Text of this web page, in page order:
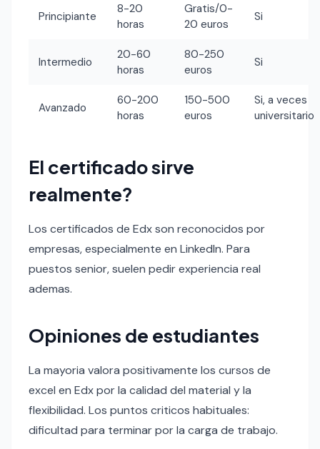
Principiante
8-20
horas
Gratis/0-
20 euros
Si
Intermedio
20-60
horas
80-250
euros
Si
Avanzado
60-200
horas
150-500
euros
Si, a veces
universitario
El certificado sirve
realmente?
Los certificados de Edx son reconocidos por
empresas, especialmente en LinkedIn. Para
puestos senior, suelen pedir experiencia real
ademas.
Opiniones de estudiantes
La mayoria valora positivamente los cursos de
excel en Edx por la calidad del material y la
flexibilidad. Los puntos criticos habituales:
dificultad para terminar por la carga de trabajo.